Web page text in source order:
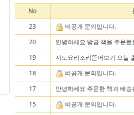
No
23
비공개 문의입니다.
20
안녕하세요 방금 책을 주문
19
지도요리조리뜯어보기 오늘
18
비공개 문의입니다.
17
안녕하세요 주문한 책과 배
15
비공개 문의입니다.